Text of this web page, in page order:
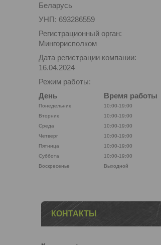
Беларусь
УНП: 693286559
Регистрационный орган:
Мингорисполком
Дата регистрации компании:
16.04.2024
Режим работы:
День
Время работы
Понедельник
10:00-19:00
Вторник
10:00-19:00
Среда
10:00-19:00
Четверг
10:00-19:00
Пятница
10:00-19:00
Суббота
10:00-19:00
Воскресенье
Выходной
КОНТАКТЫ